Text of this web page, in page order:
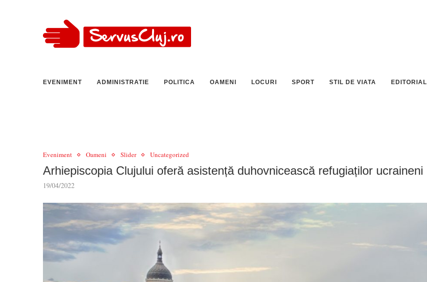
EVENIMENT ADMINISTRATIE POLITICA OAMENI LOCURI SPORT STIL DE VIATA EDITORIAL
Eveniment Oameni Slider Uncategorized
Arhiepiscopia Clujului oferă asistență duhovnicească refugiaților ucraineni
19/04/2022